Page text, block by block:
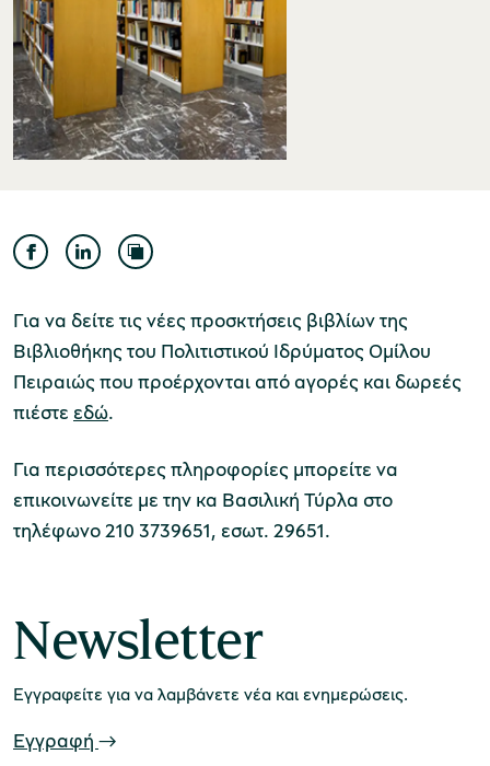
Μουσείο Ελιάς και Ελληνικού Λαδιού
Μουσείο Βιομηχανικής Ελαιουργίας
Λέσβου
Μουσείο Πλινθοκεραμοποιίας N. & Σ.
Τσαλαπάτα
Μουσείο Περιβάλλοντος Στυμφαλίας
Για να δείτε τις νέες προσκτήσεις βιβλίων της
Βιβλιοθήκης του Πολιτιστικού Ιδρύματος Ομίλου
Πειραιώς που προέρχονται από αγορές και δωρεές
πιέστε εδώ.
Για περισσότερες πληροφορίες μπορείτε να
επικοινωνείτε με την κα Βασιλική Τύρλα στο
τηλέφωνο 210 3739651, εσωτ. 29651.
Newsletter
Εγγραφείτε για να λαμβάνετε νέα και ενημερώσεις.
Εγγραφή